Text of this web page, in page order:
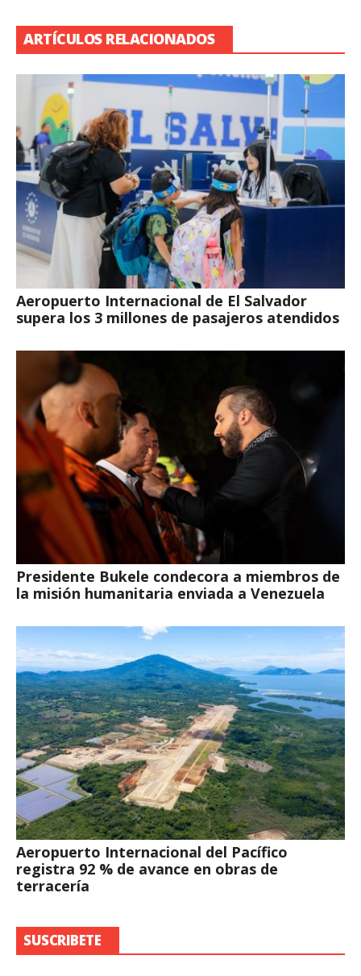
ARTÍCULOS RELACIONADOS
Aeropuerto Internacional de El Salvador
supera los 3 millones de pasajeros atendidos
Presidente Bukele condecora a miembros de
la misión humanitaria enviada a Venezuela
Aeropuerto Internacional del Pacífico
registra 92 % de avance en obras de
terracería
SUSCRIBETE